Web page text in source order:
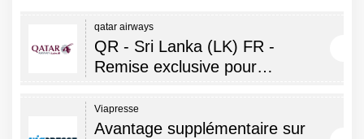
qatar airways
QR - Sri Lanka (LK) FR -
Remise exclusive pour…
Viapresse
Avantage supplémentaire sur